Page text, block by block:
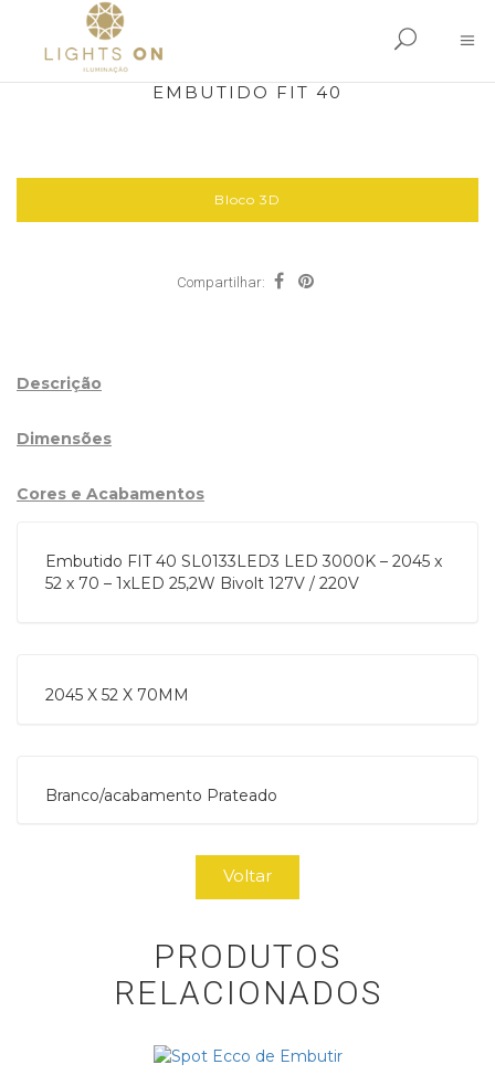
EMBUTIDO FIT 40
Bloco 3D
Compartilhar:
Descrição
Dimensões
Cores e Acabamentos
Embutido FIT 40 SL0133LED3 LED 3000K – 2045 x
52 x 70 – 1xLED 25,2W Bivolt 127V / 220V
2045 X 52 X 70MM
Branco/acabamento Prateado
Voltar
PRODUTOS
RELACIONADOS